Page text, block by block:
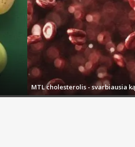
MTL cholesterolis - svarbiausia